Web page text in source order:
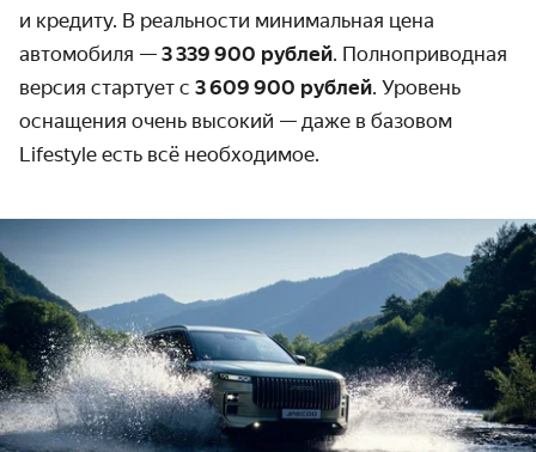
и кредиту. В реальности минимальная цена
автомобиля — 3 339 900 рублей. Полноприводная
версия стартует с 3 609 900 рублей. Уровень
оснащения очень высокий — даже в базовом
Lifestyle есть всё необходимое.